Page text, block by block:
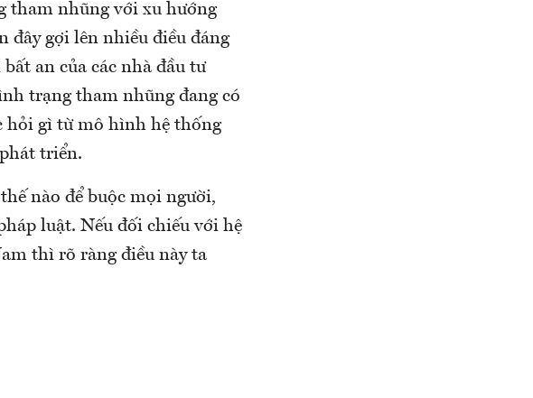
tham nhũng với xu hướng
đây gợi lên nhiều điều đáng
an của các nhà đầu tư
trạng tham nhũng đang có
hỏi gì từ mô hình hệ thống
triển.
nào để buộc mọi người,
luật. Nếu đối chiếu với hệ
thì rõ ràng điều này ta